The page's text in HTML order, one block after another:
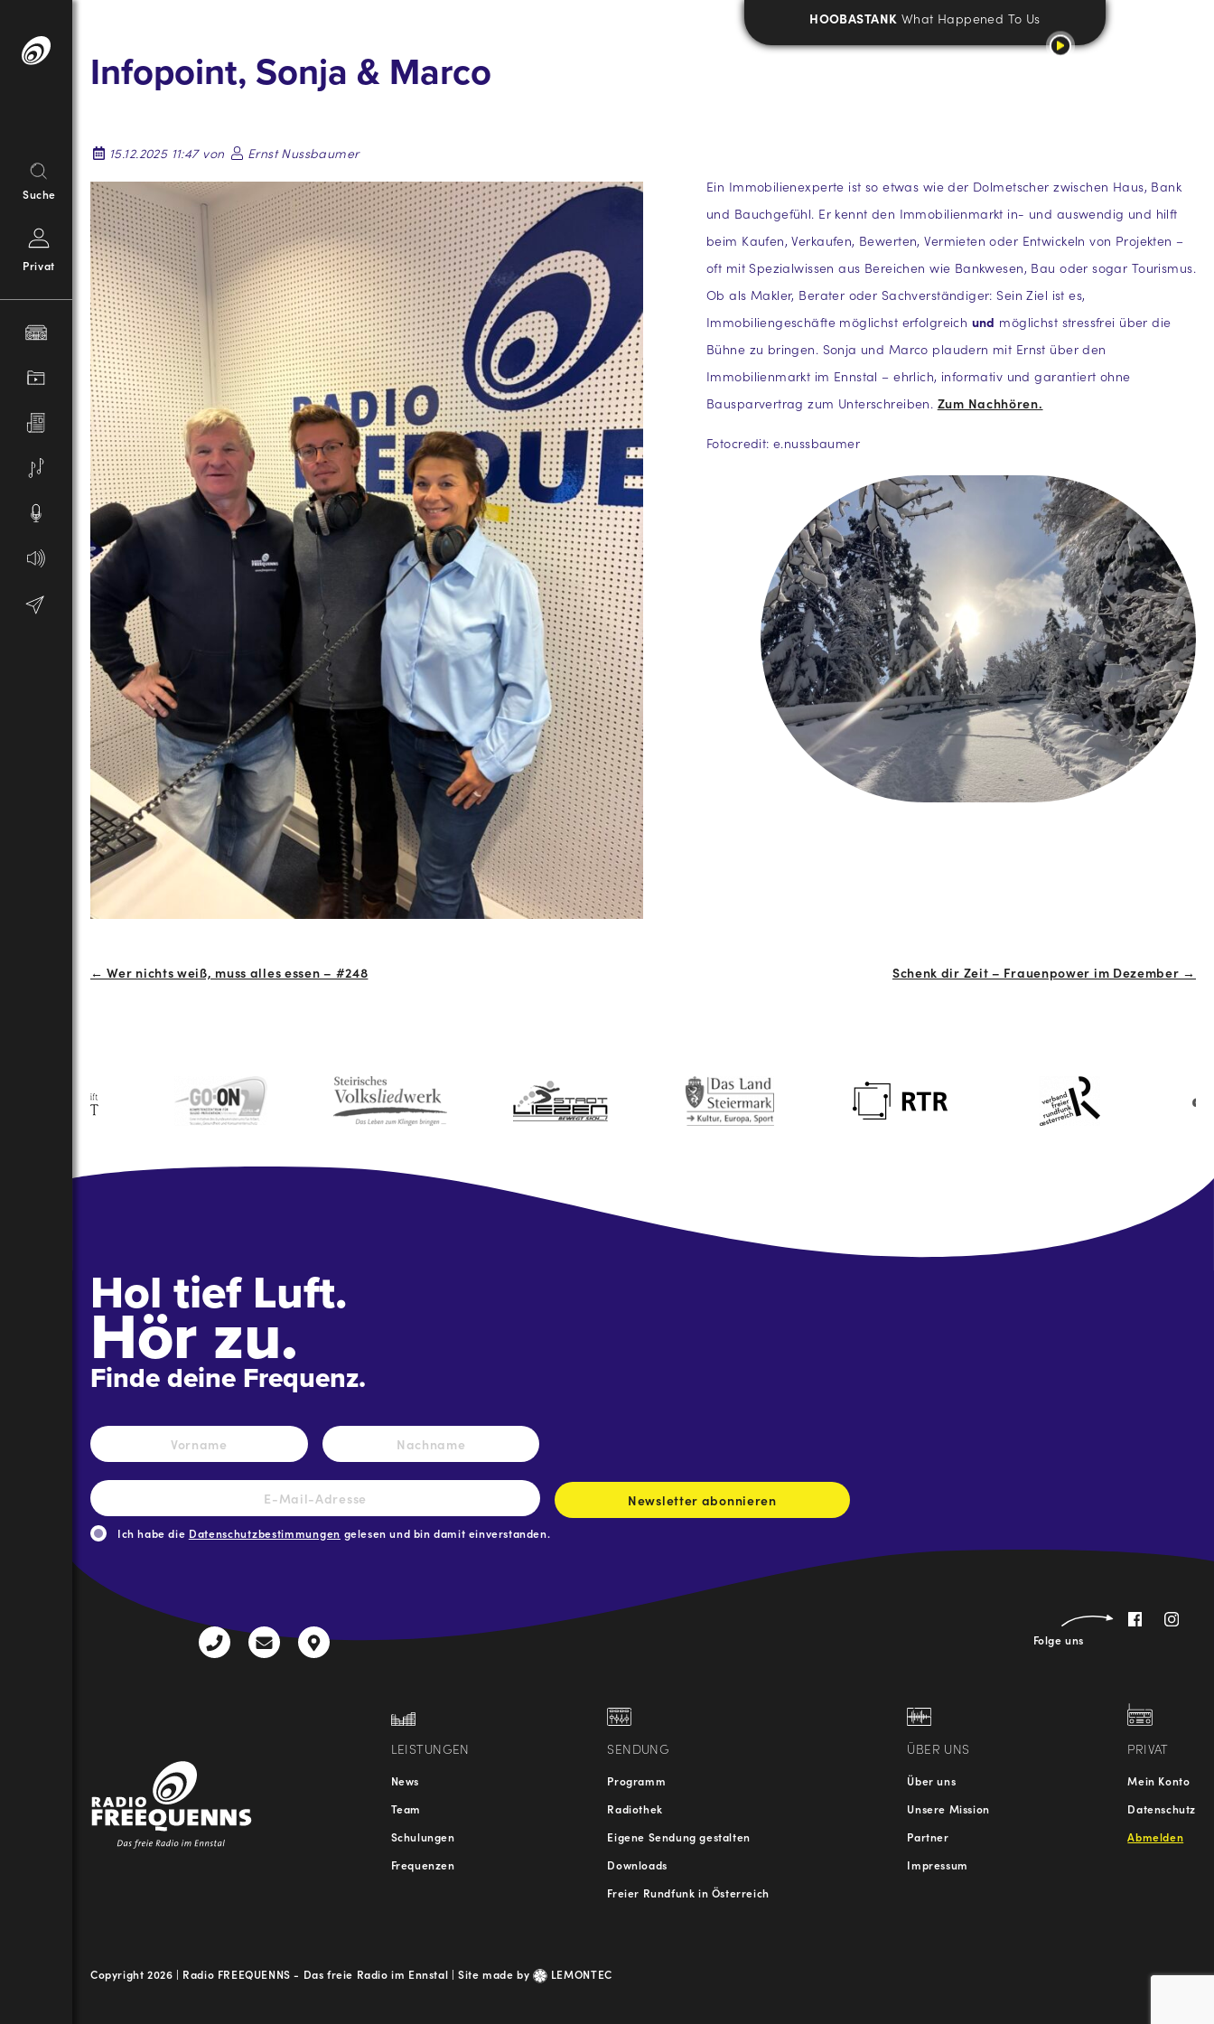
Inhalt
Suche
Privat
HOOBASTANK What Happened To Us
Infopoint, Sonja & Marco
15.12.2025 11:47 von
Ernst Nussbaumer
Ein Immobilienexperte ist so etwas wie der Dolmetscher zwischen Haus, Bank
und Bauchgefühl. Er kennt den Immobilienmarkt in- und auswendig und hilft
beim Kaufen, Verkaufen, Bewerten, Vermieten oder Entwickeln von Projekten –
oft mit Spezialwissen aus Bereichen wie Bankwesen, Bau oder sogar Tourismus.
Ob als Makler, Berater oder Sachverständiger: Sein Ziel ist es,
Immobiliengeschäfte möglichst erfolgreich und möglichst stressfrei über die
Bühne zu bringen. Sonja und Marco plaudern mit Ernst über den
Immobilienmarkt im Ennstal – ehrlich, informativ und garantiert ohne
Bausparvertrag zum Unterschreiben. Zum Nachhören.
Fotocredit: e.nussbaumer
← Wer nichts weiß, muss alles essen – #248 Schenk dir Zeit – Frauenpower im Dezember →
Hol tief Luft.
Hör zu.
Finde deine Frequenz.
Name *
Vorname Nachname
E-
Mail-
Adresse *
Newsletter abonnieren
Ich habe die Datenschutzbestimmungen gelesen und bin damit einverstanden.
Folge uns
+43
radio@freequenns.at
Kulturhausstraße
LEISTUNGEN
News
Team
Schulungen
Frequenzen
SENDUNG
Programm
Radiothek
Eigene Sendung gestalten
Downloads
Freier Rundfunk in Österreich
ÜBER UNS
Über uns
Unsere Mission
Partner
Impressum
PRIVAT
Mein Konto
Datenschutz
Abmelden
Copyright 2026 | Radio FREEQUENNS - Das freie Radio im Ennstal |Site made by LEMONTEC